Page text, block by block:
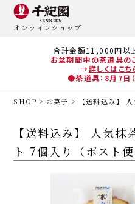
合計金額11,000円以
お盆期間中の茶道具の
→詳しくはこ
●茶道具：8月7日（
オンラインショップ
SHOP お菓子 【送料込み】
【送料込み】 人気抹
ト 7個入り（ポスト